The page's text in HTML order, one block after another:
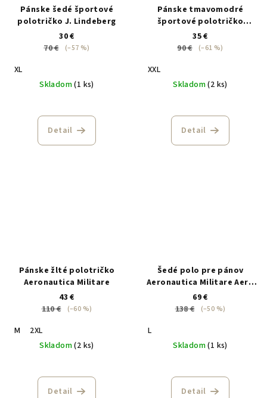
Pánske šedé športové
polotričko J. Lindeberg
30 €
70 €
(–57 %)
XL
Skladom(1 ks)
Detail
Pánske tmavomodré
športové polotričko
J.Lindeberg
35 €
90 €
(–61 %)
XXL
Skladom(2 ks)
Detail
Pánske žlté polotričko
Aeronautica Militare
43 €
110 €
(–60 %)
M
2XL
Skladom(2 ks)
Detail
Šedé polo pre pánov
Aeronautica Militare Aero
Club Italia
69 €
138 €
(–50 %)
L
Skladom(1 ks)
Detail